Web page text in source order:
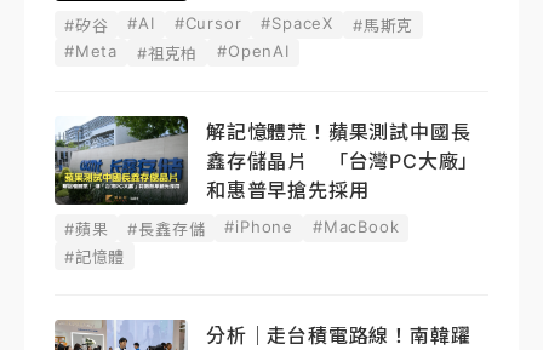
#矽谷 #AI #Cursor #SpaceX
#馬斯克
#Meta
#祖克柏 #OpenAI
解記憶體荒！蘋果測試中國長
鑫存儲晶片 「台灣PC大廠」
和惠普早搶先採用
#蘋果 #長鑫存儲 #iPhone
#MacBook
#記憶體
分析｜走台積電路線！南韓躍